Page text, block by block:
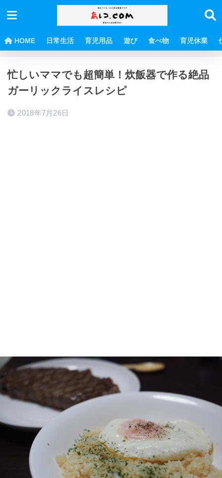
HOME 日常生活 育児用品 遊び 食べ物 育児休業
ホーム 育児 食べ物
忙しいママでも超簡単！炊飯器で作る絶品
ガーリックライスレシピ
2018年7月26日